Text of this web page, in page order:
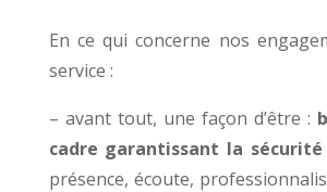
En ce qui concerne nos
service :
– avant tout, une façon d’être :
cadre garantissant la sécurité
présence, écoute,